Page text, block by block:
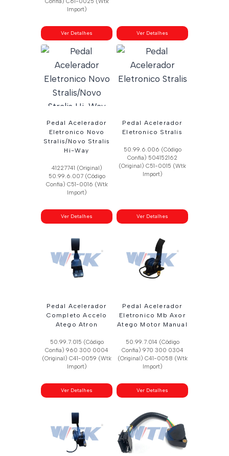
Confia) C61-0025 (Wtk
Import)
Ver Detalhes Ver Detalhes
Pedal Acelerador
Eletronico Novo
Stralis/Novo Stralis
Hi-Way
41227741 (Original)
50.99.6.007 (Código
Confia) C51-0016 (Wtk
Import)
Ver Detalhes
Pedal Acelerador
Eletronico Stralis
50.99.6.006 (Código
Confia) 504152162
(Original) C51-0015 (Wtk
Import)
Ver Detalhes
Pedal Acelerador
Completo Accelo
Atego Atron
50.99.7.015 (Código
Confia) 960 300 0004
(Original) C41-0059 (Wtk
Import)
Ver Detalhes
Pedal Acelerador
Eletronico Mb Axor
Atego Motor Manual
50.99.7.014 (Código
Confia) 970 300 0304
(Original) C41-0058 (Wtk
Import)
Ver Detalhes